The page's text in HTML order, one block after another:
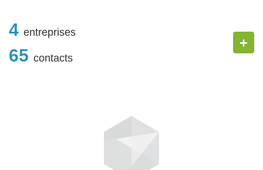
4 entreprises
65 contacts
+